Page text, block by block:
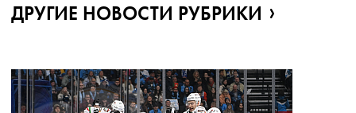
ДРУГИЕ НОВОСТИ РУБРИКИ